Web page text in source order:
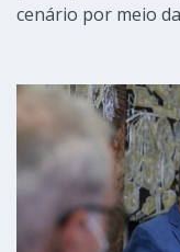
cenário por meio